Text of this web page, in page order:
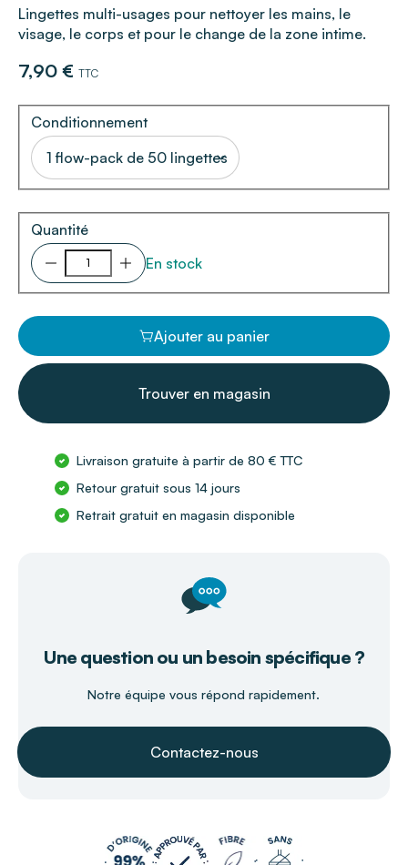
Lingettes multi-usages pour nettoyer les mains, le
visage, le corps et pour le change de la zone intime.
7,90 € TTC
Conditionnement
1 flow-pack de 50 lingettes
Quantité
En stock
Ajouter au panier
Trouver en magasin
Livraison gratuite à partir de 80 € TTC
Retour gratuit sous 14 jours
Retrait gratuit en magasin disponible
Une question ou un besoin spécifique ?
Notre équipe vous répond rapidement.
Contactez-nous